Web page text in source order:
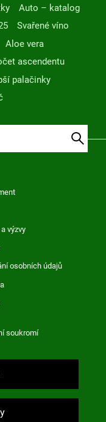
Auto – katalog
Svařené víno
Aloe vera
ascendentu
palačinky
výzvy
osobních údajů
soukromí